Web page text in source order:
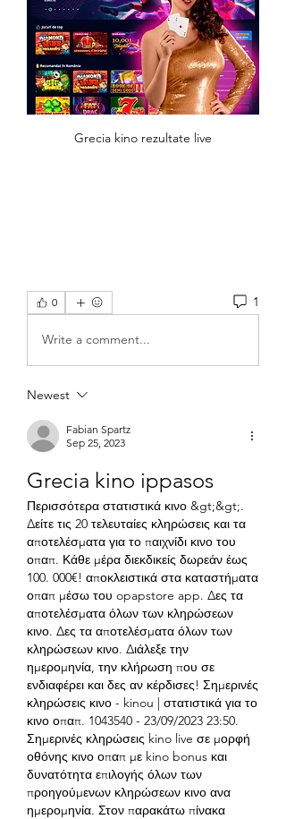
Grecia kino rezultate live
0 1
Write a comment...
Newest
Fabian Spartz
Sep 25, 2023
Grecia kino ippasos
Περισσότερα στατιστικά κινο &gt;&gt;.
Δείτε τις 20 τελευταίες κληρώσεις και τα
αποτελέσματα για το παιχνίδι κινο του
οπαπ. Κάθε μέρα διεκδικείς δωρεάν έως
100. 000€! αποκλειστικά στα καταστήματα
οπαπ μέσω του opapstore app. Δες τα
αποτελέσματα όλων των κληρώσεων
κινο. Δες τα αποτελέσματα όλων των
κληρώσεων κινο. Διάλεξε την
ημερομηνία, την κλήρωση που σε
ενδιαφέρει και δες αν κέρδισες! Σημερινές
κληρώσεις κινο - kinou | στατιστικά για το
κινο οπαπ. 1043540 - 23/09/2023 23:50.
Σημερινές κληρώσεις kino live σε μορφή
οθόνης κινο οπαπ με kino bonus και
δυνατότητα επιλογής όλων των
προηγούμενων κληρώσεων κινο ανα
ημερομηνία. Στον παρακάτω πίνακα